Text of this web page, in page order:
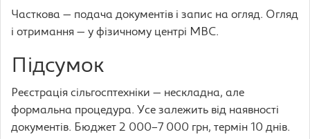
Часткова — подача документів і запис на огляд. Огляд
і отримання — у фізичному центрі МВС.
Підсумок
Реєстрація сільгосптехніки — нескладна, але
формальна процедура. Усе залежить від наявності
документів. Бюджет 2 000–7 000 грн, термін 10 днів.